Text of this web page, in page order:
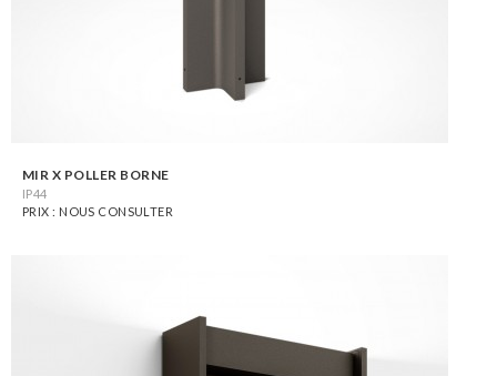
MIR X POLLER BORNE
IP44
PRIX : NOUS CONSULTER